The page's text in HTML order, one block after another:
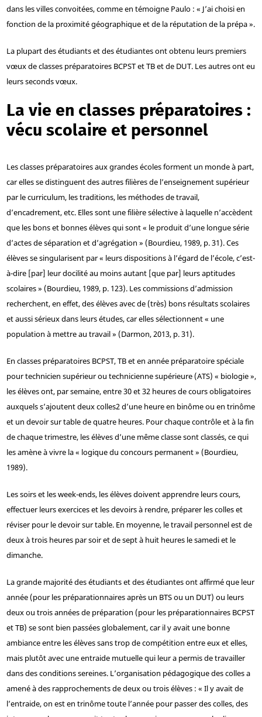
dans les villes convoitées, comme en témoigne Paulo : « J’ai choisi en
fonction de la proximité géographique et de la réputation de la prépa ».
La plupart des étudiants et des étudiantes ont obtenu leurs premiers
vœux de classes préparatoires BCPST et TB et de DUT. Les autres ont eu
leurs seconds vœux.
La vie en classes préparatoires :
vécu scolaire et personnel
Les classes préparatoires aux grandes écoles forment un monde à part,
car elles se distinguent des autres filières de l’enseignement supérieur
par le curriculum, les traditions, les méthodes de travail,
d’encadrement, etc. Elles sont une filière sélective à laquelle n’accèdent
que les bons et bonnes élèves qui sont « le produit d’une longue série
d’actes de séparation et d’agrégation » (Bourdieu, 1989, p. 31). Ces
élèves se singularisent par « leurs dispositions à l’égard de l’école, c’est-
à-dire [par] leur docilité au moins autant [que par] leurs aptitudes
scolaires » (Bourdieu, 1989, p. 123). Les commissions d’admission
recherchent, en effet, des élèves avec de (très) bons résultats scolaires
et aussi sérieux dans leurs études, car elles sélectionnent « une
population à mettre au travail » (Darmon, 2013, p. 31).
En classes préparatoires BCPST, TB et en année préparatoire spéciale
pour technicien supérieur ou technicienne supérieure (ATS) « biologie »,
les élèves ont, par semaine, entre 30 et 32 heures de cours obligatoires
auxquels s’ajoutent deux colles2d’une heure en binôme ou en trinôme
et un devoir sur table de quatre heures. Pour chaque contrôle et à la fin
de chaque trimestre, les élèves d’une même classe sont classés, ce qui
les amène à vivre la « logique du concours permanent » (Bourdieu,
1989).
Les soirs et les week-ends, les élèves doivent apprendre leurs cours,
effectuer leurs exercices et les devoirs à rendre, préparer les colles et
réviser pour le devoir sur table. En moyenne, le travail personnel est de
deux à trois heures par soir et de sept à huit heures le samedi et le
dimanche.
La grande majorité des étudiants et des étudiantes ont affirmé que leur
année (pour les préparationnaires après un BTS ou un DUT) ou leurs
deux ou trois années de préparation (pour les préparationnaires BCPST
et TB) se sont bien passées globalement, car il y avait une bonne
ambiance entre les élèves sans trop de compétition entre eux et elles,
mais plutôt avec une entraide mutuelle qui leur a permis de travailler
dans des conditions sereines. L’organisation pédagogique des colles a
amené à des rapprochements de deux ou trois élèves : « Il y avait de
l’entraide, on est en trinôme toute l’année pour passer des colles, des